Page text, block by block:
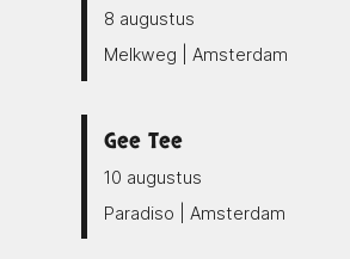
8 augustus
Melkweg | Amsterdam
Gee Tee
10 augustus
Paradiso | Amsterdam